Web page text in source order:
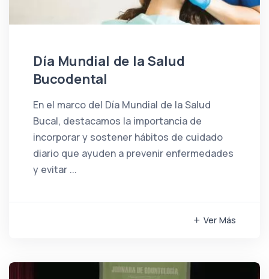
Día Mundial de la Salud
Bucodental
En el marco del Día Mundial de la Salud
Bucal, destacamos la importancia de
incorporar y sostener hábitos de cuidado
diario que ayuden a prevenir enfermedades
y evitar ...
Ver Más